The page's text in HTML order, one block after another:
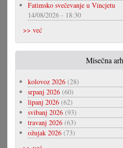
Fatimsko svečevanje u Vincjetu
14/08/2026 - 18:30
>> već
Misečna
kolovoz 2026 (28)
srpanj 2026 (60)
lipanj 2026 (62)
svibanj 2026 (93)
travanj 2026 (63)
ožujak 2026 (73)